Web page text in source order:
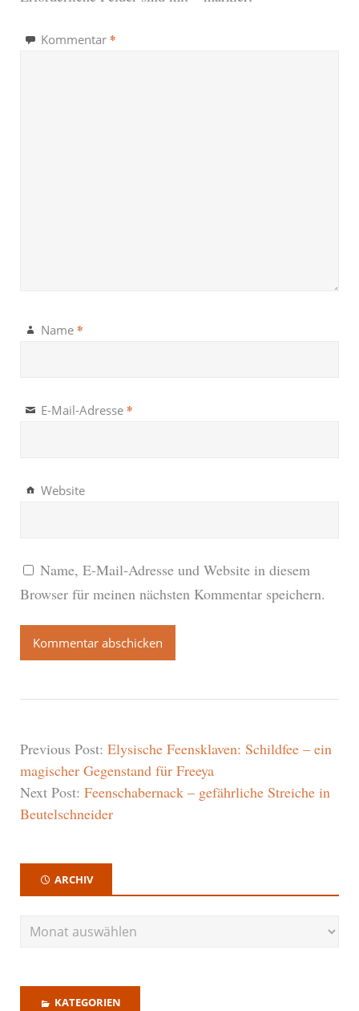
Kommentar *
Name *
E-Mail-Adresse *
Website
Name, E-Mail-Adresse und Website in diesem
Browser für meinen nächsten Kommentar speichern.
Previous Post: Elysische Feensklaven: Schildfee – ein
magischer Gegenstand für Freeya
Next Post: Feenschabernack – gefährliche Streiche in
Beutelschneider
ARCHIV
KATEGORIEN